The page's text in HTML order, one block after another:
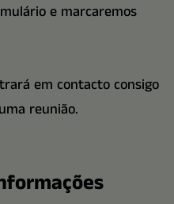
e marcaremos
em contacto consigo
reunião.